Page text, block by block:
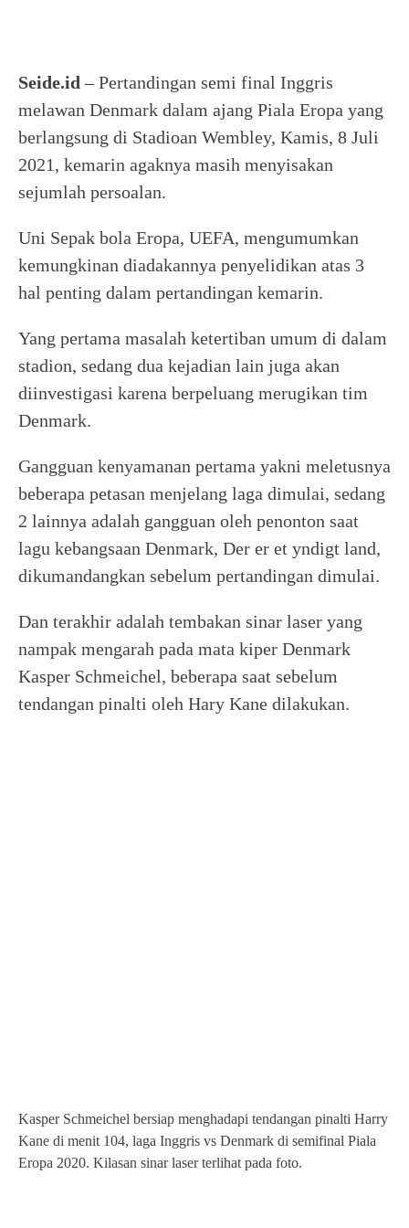
Seide.id – Pertandingan semi final Inggris
melawan Denmark dalam ajang Piala Eropa yang
berlangsung di Stadioan Wembley, Kamis, 8 Juli
2021, kemarin agaknya masih menyisakan
sejumlah persoalan.
Uni Sepak bola Eropa, UEFA, mengumumkan
kemungkinan diadakannya penyelidikan atas 3
hal penting dalam pertandingan kemarin.
Yang pertama masalah ketertiban umum di dalam
stadion, sedang dua kejadian lain juga akan
diinvestigasi karena berpeluang merugikan tim
Denmark.
Gangguan kenyamanan pertama yakni meletusnya
beberapa petasan menjelang laga dimulai, sedang
2 lainnya adalah gangguan oleh penonton saat
lagu kebangsaan Denmark, Der er et yndigt land,
dikumandangkan sebelum pertandingan dimulai.
Dan terakhir adalah tembakan sinar laser yang
nampak mengarah pada mata kiper Denmark
Kasper Schmeichel, beberapa saat sebelum
tendangan pinalti oleh Hary Kane dilakukan.
Kasper Schmeichel bersiap menghadapi tendangan pinalti Harry
Kane di menit 104, laga Inggris vs Denmark di semifinal Piala
Eropa 2020. Kilasan sinar laser terlihat pada foto.